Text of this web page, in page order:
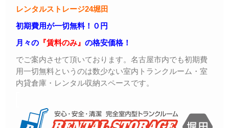
レンタルストレージ24堀田
初期費用が一切無料！０円
月々の 『賃料のみ』 の格安価格！
でご案内させて頂いております。名古屋市内でも初期費
用一切無料というのは数少ない室内トランクルーム・室
内貸倉庫・レンタル収納スペースです。